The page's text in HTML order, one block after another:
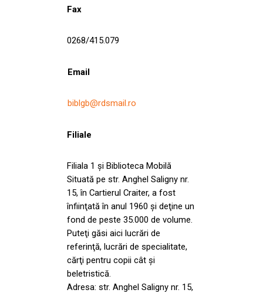
Fax
0268/415.079
Email
biblgb@rdsmail.ro
Filiale
Filiala 1 şi Biblioteca Mobilă
Situată pe str. Anghel Saligny nr.
15, în Cartierul Craiter, a fost
înfiinţată în anul 1960 şi deţine un
fond de peste 35.000 de volume.
Puteţi găsi aici lucrări de
referinţă, lucrări de specialitate,
cărţi pentru copii cât şi
beletristică.
Adresa: str. Anghel Saligny nr. 15,